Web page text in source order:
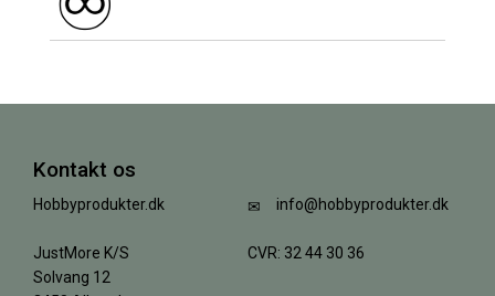
Kontakt os
Hobbyprodukter.dk
JustMore K/S
Solvang 12
info@hobbyprodukter.dk
CVR: 32 44 30 36